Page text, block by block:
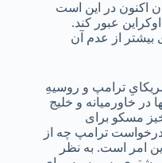
اکنون در این است
عبور کند.
بیشتر از عدم آن
ترامپ و روسیهِ
در خاورمیانه و خلیج
مسکو برای
ترامپ چه از
امر است. به نظر